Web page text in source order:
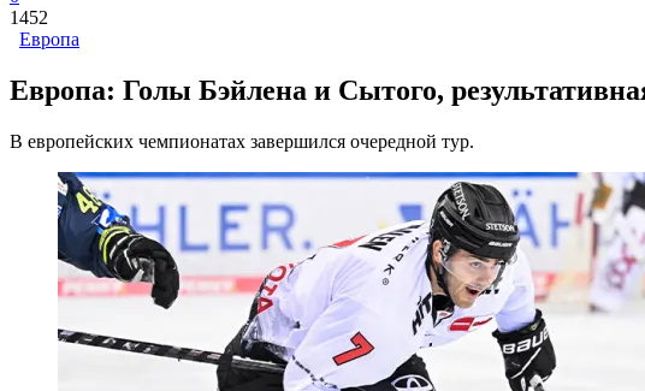
1452
Европа
Европа: Голы Бэйлена и Сытого,
В европейских чемпионатах завершился очередной тур.